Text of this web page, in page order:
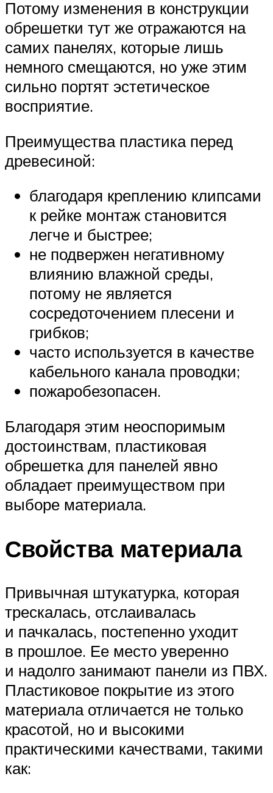
Потому изменения в конструкции
обрешетки тут же отражаются на
самих панелях, которые лишь
немного смещаются, но уже этим
сильно портят эстетическое
восприятие.
Преимущества пластика перед
древесиной:
благодаря креплению клипсами
к рейке монтаж становится
легче и быстрее;
не подвержен негативному
влиянию влажной среды,
потому не является
сосредоточением плесени и
грибков;
часто используется в качестве
кабельного канала проводки;
пожаробезопасен.
Благодаря этим неоспоримым
достоинствам, пластиковая
обрешетка для панелей явно
обладает преимуществом при
выборе материала.
Свойства материала
Привычная штукатурка, которая
трескалась, отслаивалась
и пачкалась, постепенно уходит
в прошлое. Ее место уверенно
и надолго занимают панели из ПВХ.
Пластиковое покрытие из этого
материала отличается не только
красотой, но и высокими
практическими качествами, такими
как: